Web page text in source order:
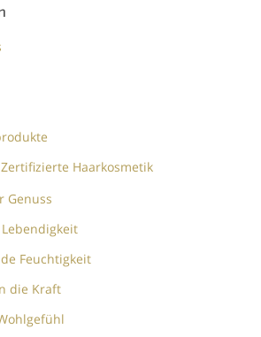
Haarkosmetik
Genuss
Feuchtigkeit
die Kraft